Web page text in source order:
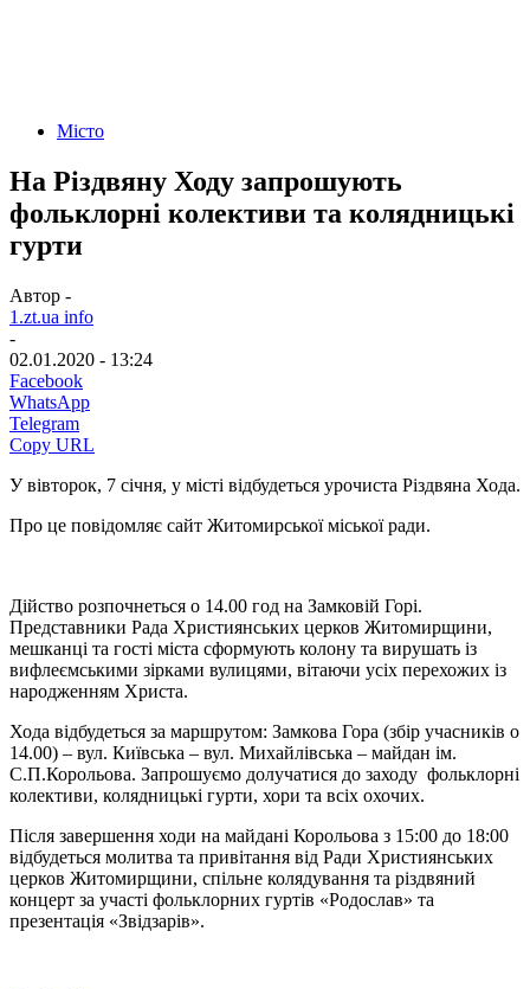
Місто
На Різдвяну Ходу запрошують
фольклорні колективи та колядницькі
гурти
Автор -
1.zt.ua info
-
02.01.2020 - 13:24
Facebook
WhatsApp
Telegram
Copy URL
У вівторок, 7 січня, у місті відбудеться урочиста Різдвяна Хода.
Про це повідомляє сайт Житомирської міської ради.
Дійство розпочнеться о 14.00 год на Замковій Горі.
Представники Рада Християнських церков Житомирщини,
мешканці та гості міста сформують колону та вирушать із
вифлеємськими зірками вулицями, вітаючи усіх перехожих із
народженням Христа.
Хода відбудеться за маршрутом: Замкова Гора (збір учасників о
14.00) – вул. Київська – вул. Михайлівська – майдан ім.
С.П.Корольова. Запрошуємо долучатися до заходу фольклорні
колективи, колядницькі гурти, хори та всіх охочих.
Після завершення ходи на майдані Корольова з 15:00 до 18:00
відбудеться молитва та привітання від Ради Християнських
церков Житомирщини, спільне колядування та різдвяний
концерт за участі фольклорних гуртів «Родослав» та
презентація «Звідзарів».